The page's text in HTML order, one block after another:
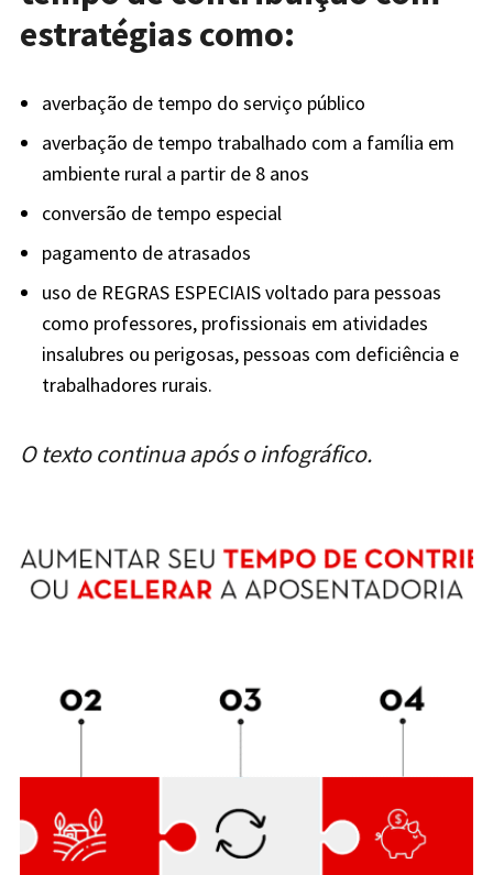
estratégias como:
averbação de tempo do serviço público
averbação de tempo trabalhado com a família em
ambiente rural a partir de 8 anos
conversão de tempo especial
pagamento de atrasados
uso de REGRAS ESPECIAIS voltado para pessoas
como professores, profissionais em atividades
insalubres ou perigosas, pessoas com deficiência e
trabalhadores rurais.
O texto continua após o infográfico.